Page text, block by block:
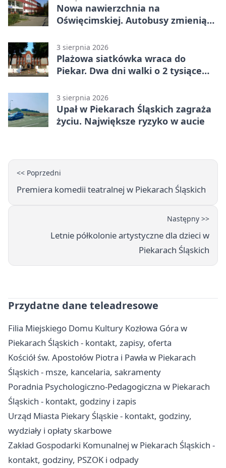
Nowa nawierzchnia na
Oświęcimskiej. Autobusy zmienią
3 sierpnia 2026
Plażowa siatkówka wraca do
Piekar. Dwa dni walki o 2 tysiące
3 sierpnia 2026
Upał w Piekarach Śląskich zagraża
życiu. Największe ryzyko w aucie
<< Poprzedni
Premiera komedii teatralnej w Piekarach Śląskich
Następny >>
Letnie półkolonie artystyczne dla dzieci w
Piekarach Śląskich
Przydatne dane teleadresowe
Filia Miejskiego Domu Kultury Kozłowa Góra w
Piekarach Śląskich - kontakt, zapisy, oferta
Kościół św. Apostołów Piotra i Pawła w Piekarach
Śląskich - msze, kancelaria, sakramenty
Poradnia Psychologiczno-Pedagogiczna w Piekarach
Śląskich - kontakt, godziny i zapis
Urząd Miasta Piekary Śląskie - kontakt, godziny,
wydziały i opłaty skarbowe
Zakład Gospodarki Komunalnej w Piekarach Śląskich -
kontakt, godziny, PSZOK i odpady